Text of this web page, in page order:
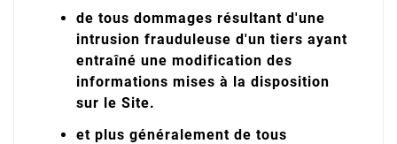
de tous dommages résultant d'une
intrusion frauduleuse d'un tiers ayant
entraîné une modification des
informations mises à la disposition
sur le Site.
et plus généralement de tous